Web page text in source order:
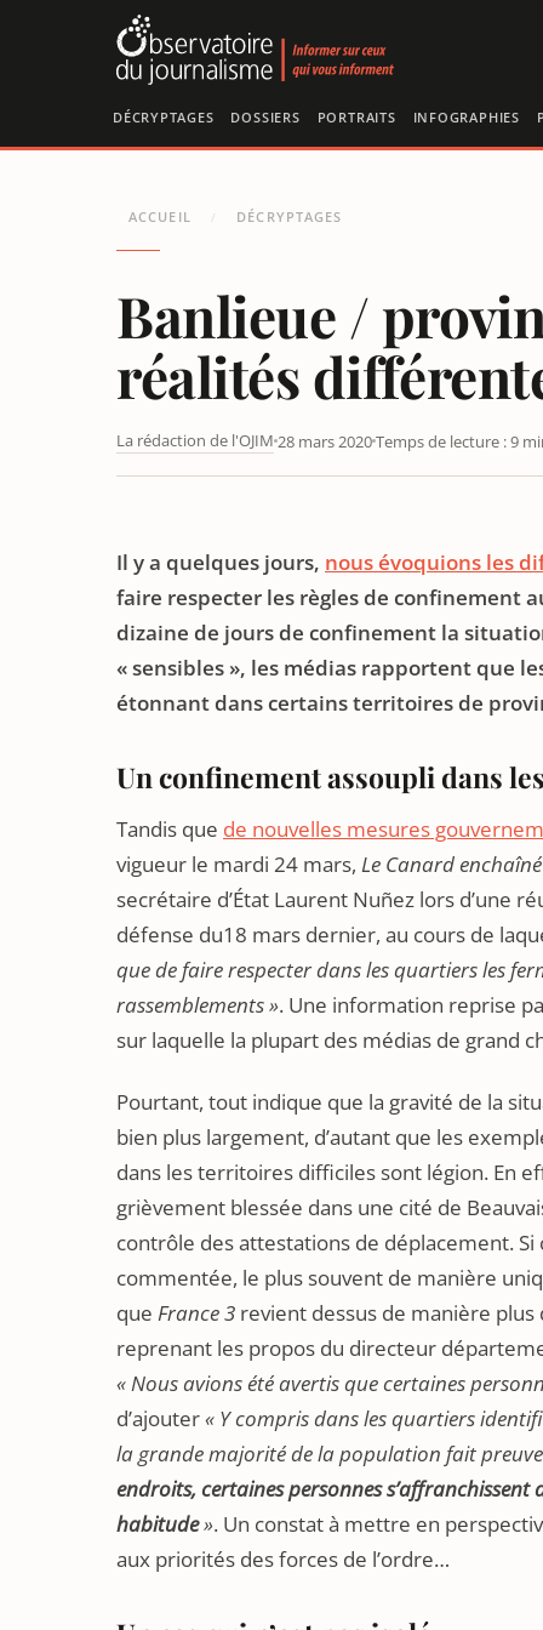
DÉCRYPTAGES DOSSIERS PORTRAITS INFOGRAPHIES
ACCUEIL / DÉCRYPTAGES
Banlieue /
réalités
La rédaction de l'OJIM 28 mars 2020Temps de lecture : 9
BANLIEUE / PROVINCE : LE CONFINEMENT RECOUVRE
Il y a quelques jours, nous évoquions les
faire respecter les règles de confinement
dizaine de jours de confinement la
« sensibles », les médias rapportent que
étonnant dans certains territoires de
Un confinement assoupli dans
Tandis que de nouvelles mesures
vigueur le mardi 24 mars, Le Canard enchaîné
secrétaire d’État Laurent Nuñez lors d’une
défense du18 mars dernier, au cours de
que de faire respecter dans les quartiers les
rassemblements ». Une information reprise
sur laquelle la plupart des médias de grand
Pourtant, tout indique que la gravité de la
bien plus largement, d’autant que les
dans les territoires difficiles sont légion. En
grièvement blessée dans une cité de
contrôle des attestations de déplacement.
commentée, le plus souvent de manière
que France 3 revient dessus de manière
reprenant les propos du directeur
« Nous avions été avertis que certaines
d’ajouter« Y compris dans les quartiers
la grande majorité de la population fait
endroits, certaines personnes
habitude». Un constat à mettre en
aux priorités des forces de l’ordre…
Panneau de gestion des cookies